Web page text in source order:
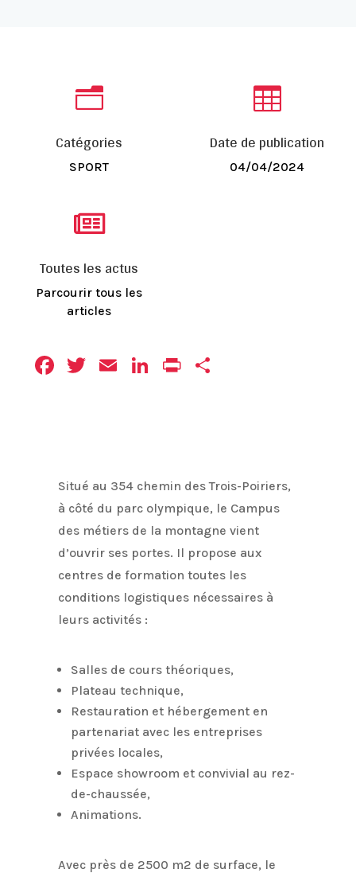
n
Catégories
SPORT

Date de publication
04/04/2024

Toutes les actus
Parcourir tous les
articles
Facebook
Twitter
EmailLinkedIn
Print
Situé au 354 chemin des Trois-Poiriers,
à côté du parc olympique, le Campus
des métiers de la montagne vient
d’ouvrir ses portes. Il propose aux
centres de formation toutes les
conditions logistiques nécessaires à
leurs activités :
Salles de cours théoriques,
Plateau technique,
Restauration et hébergement en
partenariat avec les entreprises
privées locales,
Espace showroom et convivial au rez-
de-chaussée,
Animations.
Avec près de 2500 m2 de surface, le